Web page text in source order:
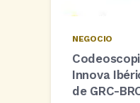
NEGOCIO
Innova
de GRC-